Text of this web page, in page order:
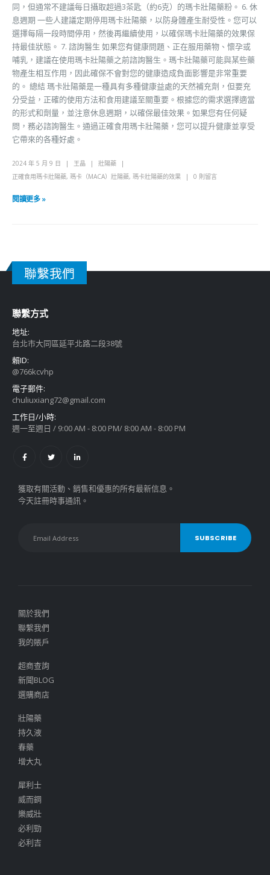
同，但通常不建議每日攝取超過3茶匙（約6克）的瑪卡壯陽藥粉。 6. 休
息週期 一些人建議定期停用瑪卡壯陽藥，以防身體產生耐受性。您可以
選擇每隔一段時間停用，然後再繼續使用，以確保瑪卡壯陽藥的效果保
持最佳狀態。 7. 諮詢醫生 如果您有健康問題、正在服用藥物、懷孕或
哺乳，建議在使用瑪卡壯陽藥之前諮詢醫生。瑪卡壯陽藥可能與某些藥
物產生相互作用，因此確保不會對您的健康造成負面影響是非常重要
的。 總結 瑪卡壯陽藥是一種具有多種健康益處的天然補充劑，但要充
分受益，正確的使用方法和食用建議至關重要。根據您的需求選擇適當
的形式和劑量，並注意休息週期，以確保最佳效果。如果您有任何疑
問，務必諮詢醫生。通過正確食用瑪卡壯陽藥，您可以提升健康並享受
它帶來的各種好處。
2024 年 5 月 9 日 王晶
壯陽藥
正確食用瑪卡壯陽藥, 瑪卡（MACA）壯陽藥, 瑪卡壯陽藥的效果 0 則留言
閱讀更多 »
聯繫我們
聯繫方式
地址:
台北市大同區延平北路二段38號
賴ID:
@766kcvhp
電子郵件:
chuliuxiang72@gmail.com
工作日/小時:
週一至週日 / 9:00 AM - 8:00 PM/ 8:00 AM - 8:00 PM
獲取有關活動、銷售和優惠的所有最新信息。
今天註冊時事通訊。
關於我們
聯繫我們
我的賬戶
超商查詢
新聞BLOG
選購商店
壯陽藥
持久液
春藥
增大丸
犀利士
威而鋼
樂威壯
必利勁
必利吉